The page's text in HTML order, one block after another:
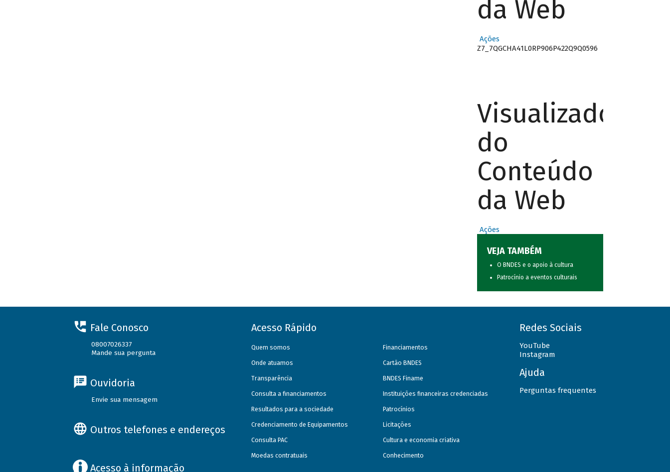
da Web
Ações
Z7_7QGCHA41L0RP906P422Q9Q0596
Visualizador
do
Conteúdo
da Web
Ações
VEJA TAMBÉM
O BNDES e o apoio à cultura
Patrocínio a eventos culturais
Fale Conosco
08007026337
Mande sua pergunta
Ouvidoria
Envie sua mensagem
Outros telefones e endereços
Acesso à informação
Acesso Rápido
Quem somos
Onde atuamos
Transparência
Consulta a financiamentos
Resultados para a sociedade
Credenciamento de Equipamentos
Consulta PAC
Moedas contratuais
Financiamentos
Cartão BNDES
BNDES Finame
Instituições financeiras credenciadas
Patrocínios
Licitações
Cultura e economia criativa
Conhecimento
Redes Sociais
YouTube
Instagram
Ajuda
Perguntas frequentes